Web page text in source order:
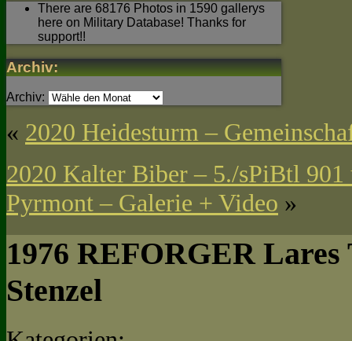
There are 68176 Photos in 1590 gallerys
here on Military Database! Thanks for
support!!
Archiv:
Archiv:
« 2020 Heidesturm –
2020 Kalter Biber – 5./sPiBtl
Pyrmont – Galerie + Video »
1976 REFORGER Lares
Stenzel